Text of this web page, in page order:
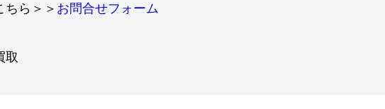
ちら＞＞ お問合せフォーム
取